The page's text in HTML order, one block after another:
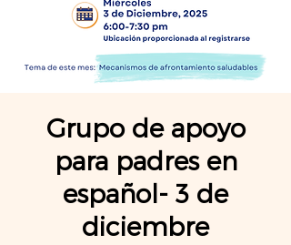
Grupo de apoyo
para padres en
español- 3 de
diciembre